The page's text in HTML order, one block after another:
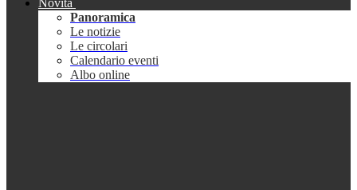
Novità
Panoramica
Le notizie
Le circolari
Calendario eventi
Albo online